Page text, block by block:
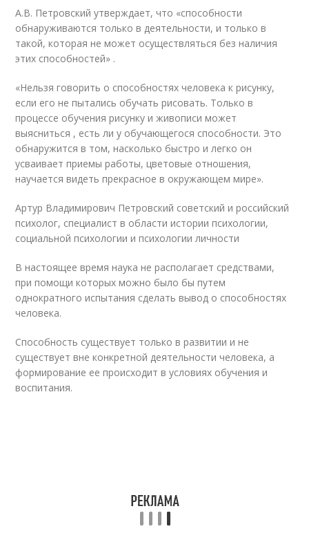
А.В. Петровский утверждает, что «способности
обнаруживаются только в деятельности, и только в
такой, которая не может осуществляться без наличия
этих способностей» .
«Нельзя говорить о способностях человека к рисунку,
если его не пытались обучать рисовать. Только в
процессе обучения рисунку и живописи может
выясниться , есть ли у обучающегося способности. Это
обнаружится в том, насколько быстро и легко он
усваивает приемы работы, цветовые отношения,
научается видеть прекрасное в окружающем мире».
Артур Владимирович Петровский советский и российский
психолог, специалист в области истории психологии,
социальной психологии и психологии личности
В настоящее время наука не располагает средствами,
при помощи которых можно было бы путем
однократного испытания сделать вывод о способностях
человека.
Способность существует только в развитии и не
существует вне конкретной деятельности человека, а
формирование ее происходит в условиях обучения и
воспитания.